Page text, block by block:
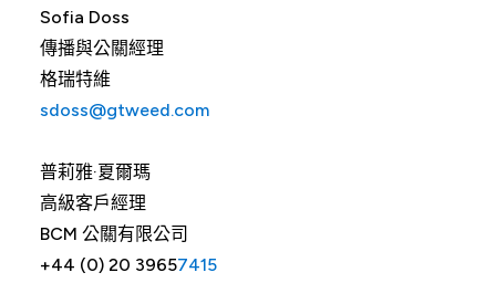
Sofia Doss
傳播與公關經理
格瑞特維
sdoss@gtweed.com
普莉雅·夏爾瑪
高級客戶經理
BCM 公關有限公司
+44 (0) 20 39657415